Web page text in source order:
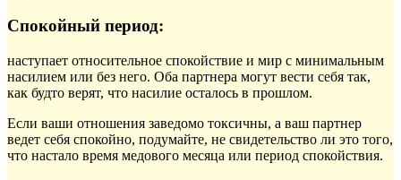
Спокойный период:
наступает относительное спокойствие и мир с минимальным
насилием или без него. Оба партнера могут вести себя так,
как будто верят, что насилие осталось в прошлом.
Если ваши отношения заведомо токсичны, а ваш партнер
ведет себя спокойно, подумайте, не свидетельство ли это того,
что настало время медового месяца или период спокойствия.